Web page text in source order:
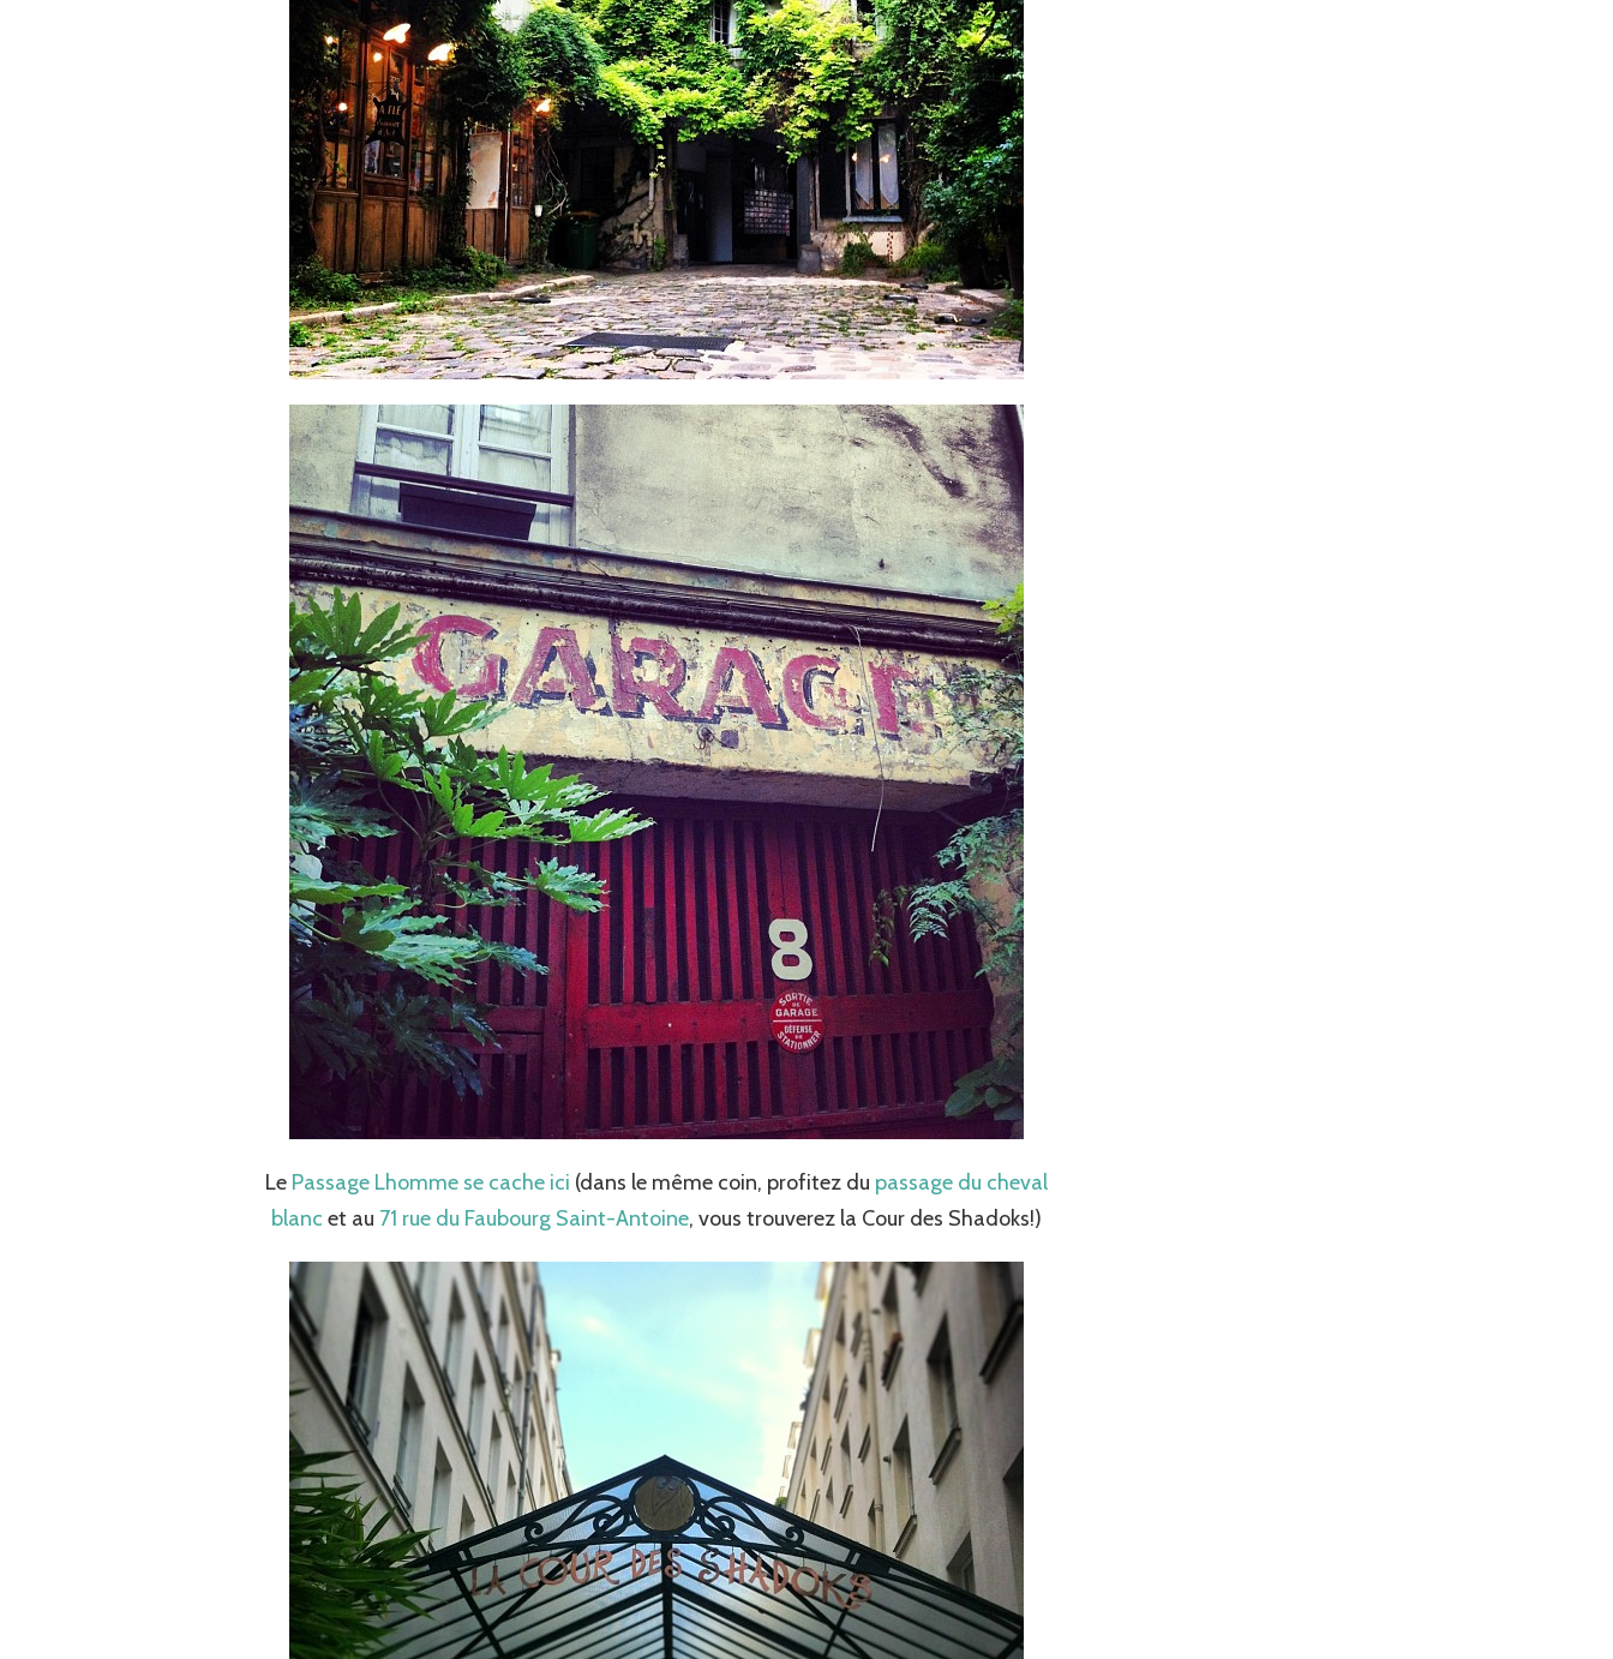
Le Passage Lhomme se cache ici (dans le même coin, profitez du passage du cheval
blanc et au 71 rue du Faubourg Saint-Antoine, vous trouverez la Cour des Shadoks!)